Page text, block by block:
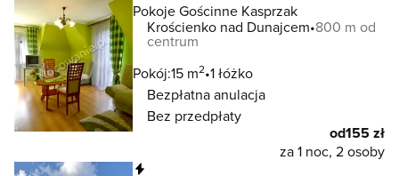
Pokoje Gościnne Kasprzak
Krościenko nad Dunajcem 800 m od
centrum
Pokój:15 m2 1 łóżko
Bezpłatna anulacja
Bez przedpłaty
od155 zł
za 1 noc, 2 osoby